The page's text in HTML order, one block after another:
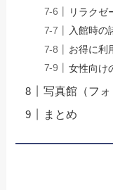
リラクゼ
入館時の
お得に利
女性向け
写真館（フォ
まとめ